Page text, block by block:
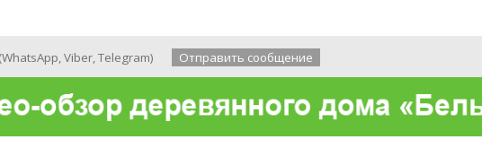
(WhatsApp,Viber,Telegram) Отправить сообщение